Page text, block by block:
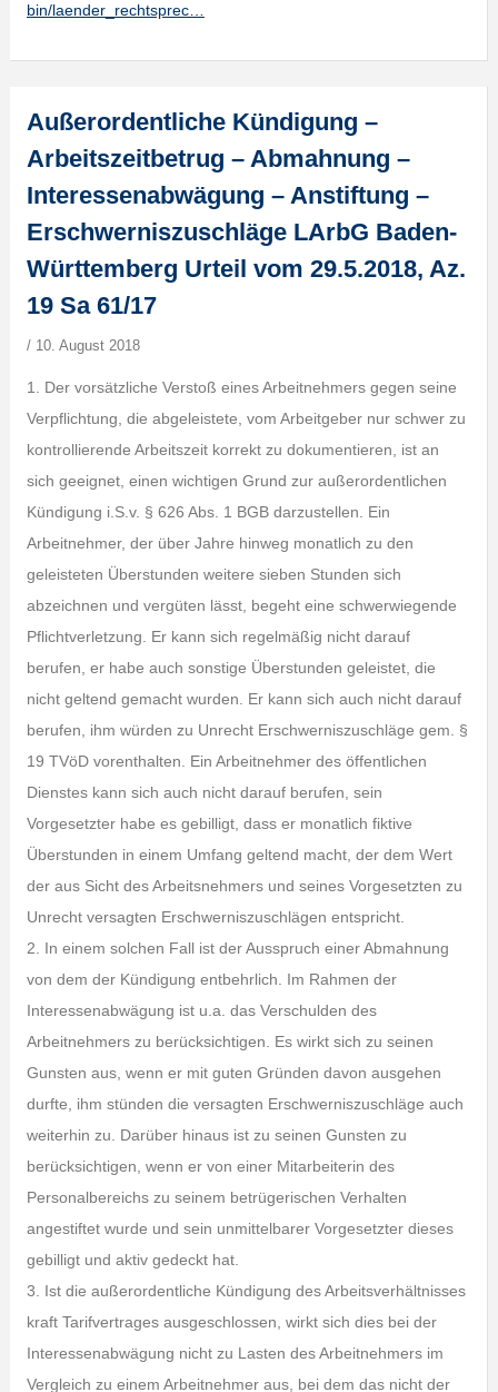
bin/laender_rechtsprec…
Außerordentliche Kündigung –
Arbeitszeitbetrug – Abmahnung –
Interessenabwägung – Anstiftung –
Erschwerniszuschläge LArbG Baden-
Württemberg Urteil vom 29.5.2018, Az.
19 Sa 61/17
/ 10. August 2018
1. Der vorsätzliche Verstoß eines Arbeitnehmers gegen seine
Verpflichtung, die abgeleistete, vom Arbeitgeber nur schwer zu
kontrollierende Arbeitszeit korrekt zu dokumentieren, ist an
sich geeignet, einen wichtigen Grund zur außerordentlichen
Kündigung i.S.v. § 626 Abs. 1 BGB darzustellen. Ein
Arbeitnehmer, der über Jahre hinweg monatlich zu den
geleisteten Überstunden weitere sieben Stunden sich
abzeichnen und vergüten lässt, begeht eine schwerwiegende
Pflichtverletzung. Er kann sich regelmäßig nicht darauf
berufen, er habe auch sonstige Überstunden geleistet, die
nicht geltend gemacht wurden. Er kann sich auch nicht darauf
berufen, ihm würden zu Unrecht Erschwerniszuschläge gem. §
19 TVöD vorenthalten. Ein Arbeitnehmer des öffentlichen
Dienstes kann sich auch nicht darauf berufen, sein
Vorgesetzter habe es gebilligt, dass er monatlich fiktive
Überstunden in einem Umfang geltend macht, der dem Wert
der aus Sicht des Arbeitsnehmers und seines Vorgesetzten zu
Unrecht versagten Erschwerniszuschlägen entspricht.
2. In einem solchen Fall ist der Ausspruch einer Abmahnung
von dem der Kündigung entbehrlich. Im Rahmen der
Interessenabwägung ist u.a. das Verschulden des
Arbeitnehmers zu berücksichtigen. Es wirkt sich zu seinen
Gunsten aus, wenn er mit guten Gründen davon ausgehen
durfte, ihm stünden die versagten Erschwerniszuschläge auch
weiterhin zu. Darüber hinaus ist zu seinen Gunsten zu
berücksichtigen, wenn er von einer Mitarbeiterin des
Personalbereichs zu seinem betrügerischen Verhalten
angestiftet wurde und sein unmittelbarer Vorgesetzter dieses
gebilligt und aktiv gedeckt hat.
3. Ist die außerordentliche Kündigung des Arbeitsverhältnisses
kraft Tarifvertrages ausgeschlossen, wirkt sich dies bei der
Interessenabwägung nicht zu Lasten des Arbeitnehmers im
Vergleich zu einem Arbeitnehmer aus, bei dem das nicht der